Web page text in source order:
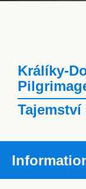
Králíky-
Tajemství